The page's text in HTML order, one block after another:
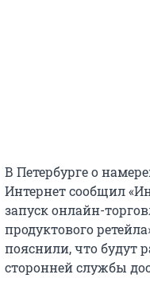
В Петербурге о
Интернет сообщил
запуск онлайн-
продуктового
пояснили, что будут
сторонней службы